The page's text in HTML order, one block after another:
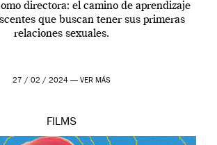
directora: el camino de aprendizaje
que buscan tener sus primeras
relaciones sexuales.
27 / 02 / 2024 — VER MÁS
FILMS